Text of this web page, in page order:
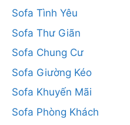
Sofa Tình Yêu
Sofa Thư Giãn
Sofa Chung Cư
Sofa Giường Kéo
Sofa Khuyến Mãi
Sofa Phòng Khách